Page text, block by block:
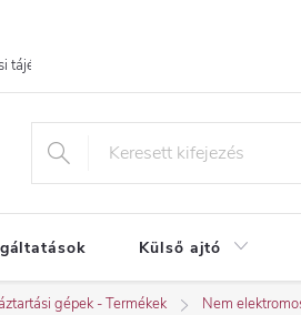
tájékoztató
Külső ajtó
gépek - Termékek Nem